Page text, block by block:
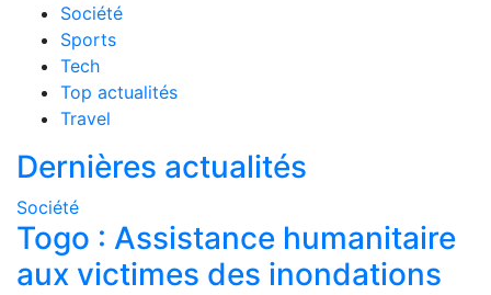
Société
Sports
Tech
Top actualités
Travel
Dernières actualités
Société
Togo : Assistance humanitaire
aux victimes des inondations